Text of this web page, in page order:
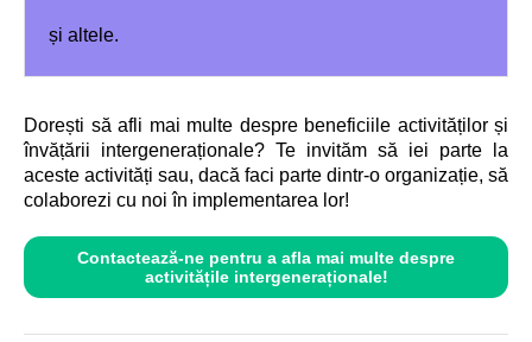
și altele.
Dorești să afli mai multe despre beneficiile activităților și
învățării intergeneraționale? Te invităm să iei parte la
aceste activități sau, dacă faci parte dintr-o organizație, să
colaborezi cu noi în implementarea lor!
Contactează-ne pentru a afla mai multe despre
activitățile intergeneraționale!